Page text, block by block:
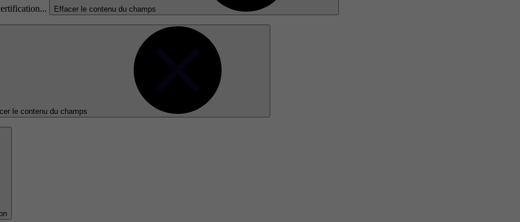
Effacer le contenu du champs
le contenu du champs